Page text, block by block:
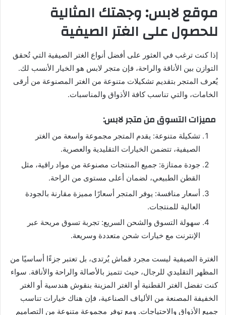
موقع لابس: وجهتك المثالية
للحصول على الغتر الصيفية
إذا كنت ترغب في العثور على أفضل أنواع الغتر الصيفية التي تُحقق
التوازن بين الأناقة والراحة، فإن متجر لابس هو الخيار الأنسب لك.
يُعرف المتجر بتقديم تشكيلات متنوعة من الغتر المصنوعة من أرقى
الخامات، والتي تناسب كافة الأذواق والمناسبات.
مميزات التسوق من متجر لابس:
تشكيلة متنوعة: يقدم المتجر مجموعة واسعة من الغتر
الصيفية، تتضمن الخيارات التقليدية والعصرية.
جودة ممتازة: جميع المنتجات مصنوعة من مواد راقية، مثل
القطن الطبيعي، لضمان أعلى مستوى من الراحة.
أسعار منافسة: يوفر المتجر أسعارًا مميزة مقارنة بالجودة
العالية للمنتجات.
سهولة التسوق والشحن السريع: تجربة تسوق مريحة عبر
الإنترنت مع خيارات شحن متعددة وسريعة.
الغترة الصيفية ليست مجرد قماش يُرتدى، بل تعتبر جزءًا أساسيًا من
المظهر التقليدي للرجال، حيث تتميز بالأصالة والراحة والأناقة. سواء
كنت تفضل الغتر القطنية أو الغتر المزينة بنقوش هندسية أو الغتر
الخفيفة المصنعة من الألياف الصناعية، فإن هناك خيارات تناسب
جميع الأذواق والاحتياجات. ومع توفر مجموعة متنوعة من التصاميم